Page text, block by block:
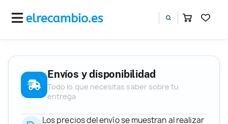
Envíos y disponibilidad
Todo lo que necesitas saber sobre tu
entrega
Los precios del envío se muestran al realizar